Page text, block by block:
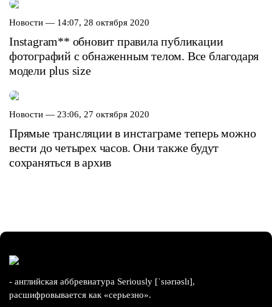
Новости — 14:07, 28 октября 2020
Instagram** обновит правила публикации
фотографий с обнаженным телом. Все благодаря
модели plus size
Новости — 23:06, 27 октября 2020
Прямые трансляции в инстаграме теперь можно
вести до четырех часов. Они также будут
сохраняться в архив
- английская аббревиатура Seriously [ˈsɪərɪəslɪ],
расшифровывается как «серьезно».